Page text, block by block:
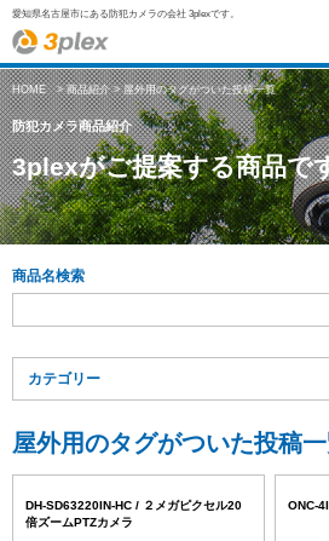
愛知県名古屋市にある防犯カメラの会社 3plexです。
HOME>商品紹介> 屋外用のタグがついた投稿一覧
防犯カメラ商品紹介
3plexがご提案する商品で
商品名検索
カテゴリー
屋外用のタグがついた投稿
DH-SD63220IN-HC / ２メガピクセル20
倍ズームPTZカメラ
ONC-